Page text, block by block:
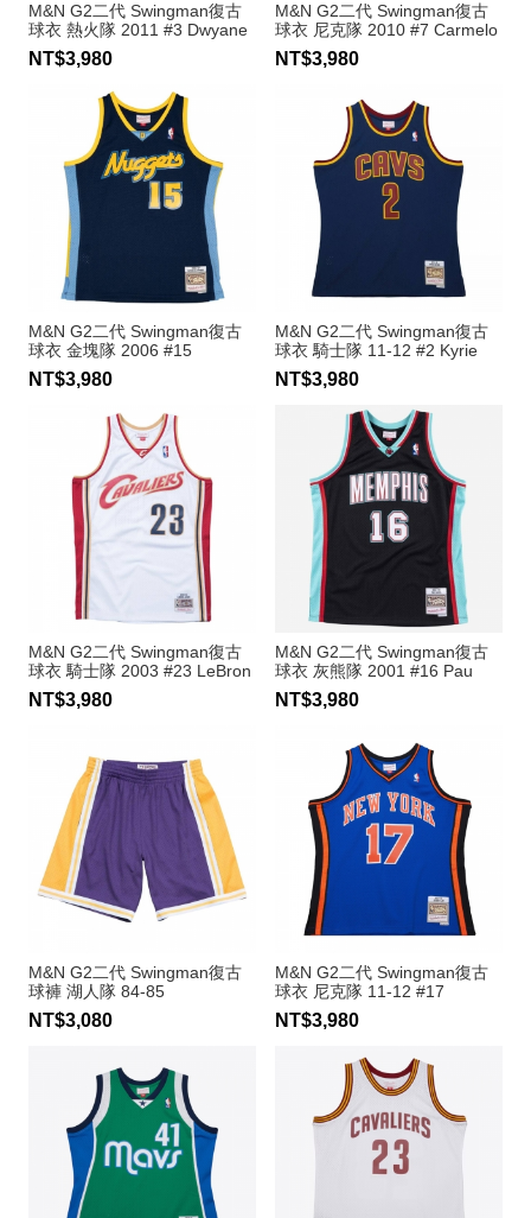
M&N G2二代 Swingman復古
球衣 熱火隊 2011 #3 Dwyane
Wade
NT$3,980
M&N G2二代 Swingman復古
球衣 尼克隊 2010 #7 Carmelo
Anthony
NT$3,980
M&N G2二代 Swingman復古
球衣 金塊隊 2006 #15
Carmelo Anthony
NT$3,980
M&N G2二代 Swingman復古
球衣 騎士隊 11-12 #2 Kyrie
Irving
NT$3,980
M&N G2二代 Swingman復古
球衣 騎士隊 2003 #23 LeBron
James
NT$3,980
M&N G2二代 Swingman復古
球衣 灰熊隊 2001 #16 Pau
Gasol
NT$3,980
M&N G2二代 Swingman復古
球褲 湖人隊 84-85
NT$3,080
M&N G2二代 Swingman復古
球衣 尼克隊 11-12 #17
Jeremy Lin
NT$3,980